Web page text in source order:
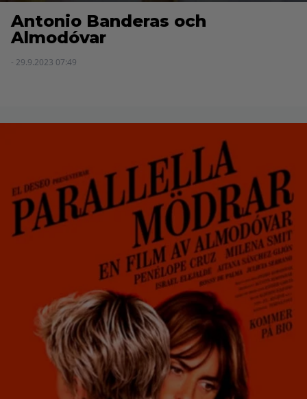
Antonio Banderas och
Almodóvar
- 29.9.2023 07:49